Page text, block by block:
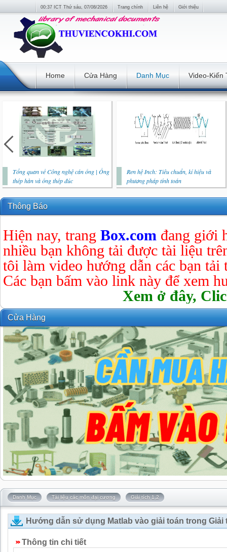
00:37 ICT Thứ sáu, 07/08/2026 Trang chính Liên hệ Giới thiệu
Home Cửa Hàng Danh Mục Video-Kiến
Tổng quan về Công nghệ cán ống | Ống
thép hàn và ống thép đúc
Ren hệ Inch: Tiêu chuẩn, kí hiệu và
phương pháp tính toán
Thông Báo
Hiện nay, trang Box.com đang giới
nhiều bạn không tải được tài liệu
tôi làm video hướng dẫn các bạn tải
Các bạn bấm vào link này để xem
Xem ở đây,
Cửa Hàng
Danh Mục Tài liệu các môn đại cương Giải tích 1,2
Hướng dẫn sử dụng Matlab vào giải toán trong Giải
Thông tin chi tiết